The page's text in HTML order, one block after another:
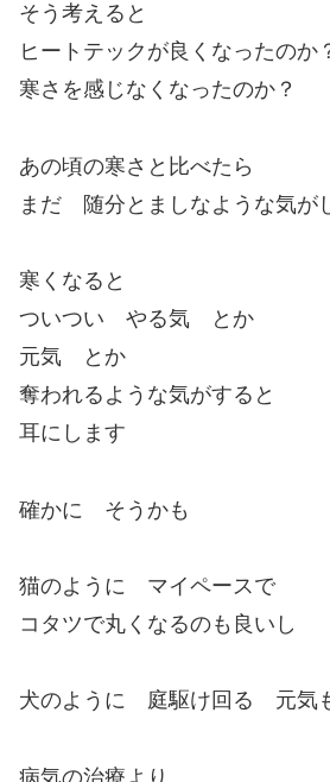
そう考えると
ヒートテックが良くなったのか
寒さを感じなくなったのか？
あの頃の寒さと比べたら
まだ 随分とましなような気が
寒くなると
ついつい やる気 とか
元気 とか
奪われるような気がすると
耳にします
確かに そうかも
猫のように マイペースで
コタツで丸くなるのも良いし
犬のように 庭駆け回る 元気
病気の治療より